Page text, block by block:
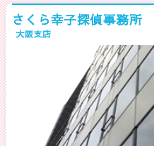
さくら幸子探偵事務所
大阪支店